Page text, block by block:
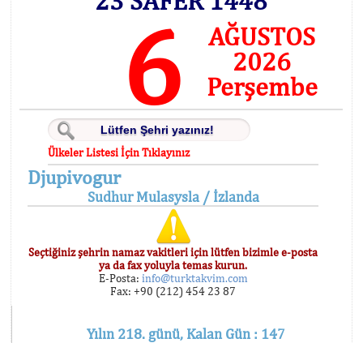
6
AĞUSTOS
2026
Perşembe
Ülkeler Listesi İçin Tıklayınız
Djupivogur
Sudhur Mulasysla / İzlanda
Seçtiğiniz şehrin namaz vakitleri için lütfen bizimle e-posta
ya da fax yoluyla temas kurun.
E-Posta: info@turktakvim.com
Fax: +90 (212) 454 23 87
Yılın 218. günü, Kalan Gün : 147